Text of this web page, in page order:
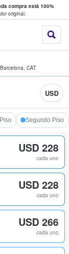
compra está 100%
original.
donde
Barcelona, CAT
USD
Segundo Piso
USD 228
cada uno
USD 228
cada uno
USD 266
cada uno